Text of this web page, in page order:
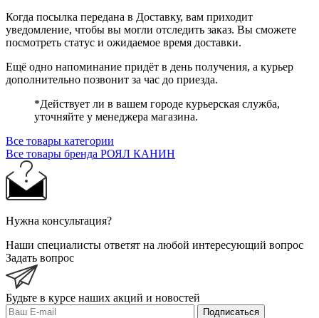
Когда посылка передана в Доставку, вам приходит
уведомление, чтобы вы могли отследить заказ. Вы сможете
посмотреть статус и ожидаемое время доставки.
Ещё одно напоминание придёт в день получения, а курьер
дополнительно позвонит за час до приезда.
*Действует ли в вашем городе курьерская служба,
уточняйте у менеджера магазина.
Все товары категории
Все товары бренда РОЯЛ КАНИН
Нужна консультация?
Наши специалисты ответят на любой интересующий вопрос
Задать вопрос
Будьте в курсе наших акций и новостей
Подписаться